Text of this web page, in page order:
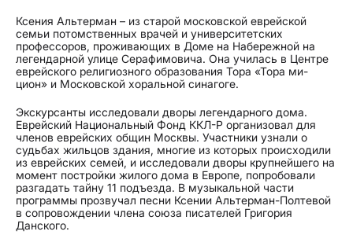
Ксения Альтерман – из старой московской еврейской
семьи потомственных врачей и университетских
профессоров, проживающих в Доме на Набережной на
легендарной улице Серафимовича. Она училась в Центре
еврейского религиозного образования Тора «Тора ми-
цион» и Московской хоральной синагоге.
Экскурсанты исследовали дворы легендарного дома.
Еврейский Национальный Фонд ККЛ-Р организовал для
членов еврейских общин Москвы. Участники узнали о
судьбах жильцов здания, многие из которых происходили
из еврейских семей, и исследовали дворы крупнейшего на
момент постройки жилого дома в Европе, попробовали
разгадать тайну 11 подъезда. В музыкальной части
программы прозвучал песни Ксении Альтерман-Полтевой
в сопровождении члена союза писателей Григория
Данского.